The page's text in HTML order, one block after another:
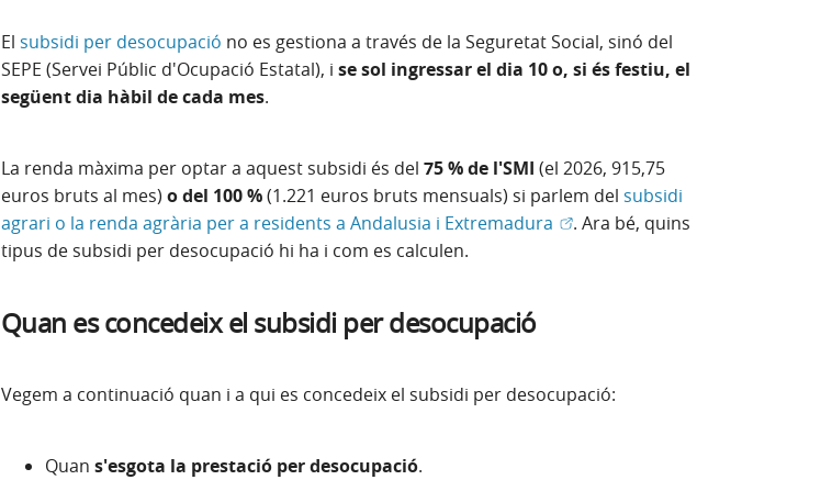
El subsidi per desocupació no es gestiona a través de la Seguretat Social, sinó del
SEPE (Servei Públic d'Ocupació Estatal), i se sol ingressar el dia 10 o, si és festiu, el
següent dia hàbil de cada mes.
La renda màxima per optar a aquest subsidi és del 75 % de l'SMI (el 2026, 915,75
euros bruts al mes) o del 100 %(1.221 euros bruts mensuals) si parlem del subsidi
agrari o la renda agrària per a residents a Andalusia i Extremadura (Obre en finestra nova)
. Ara bé, quins
tipus de subsidi per desocupació hi ha i com es calculen.
Quan es concedeix el subsidi per desocupació
Vegem a continuació quan i a qui es concedeix el subsidi per desocupació:
Quan s'esgota la prestació per desocupació.